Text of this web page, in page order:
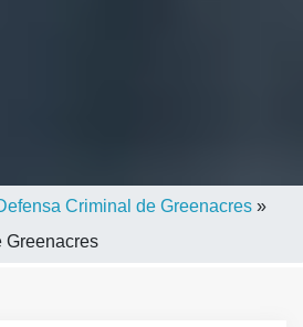
Criminal de Greenacres »
Greenacres